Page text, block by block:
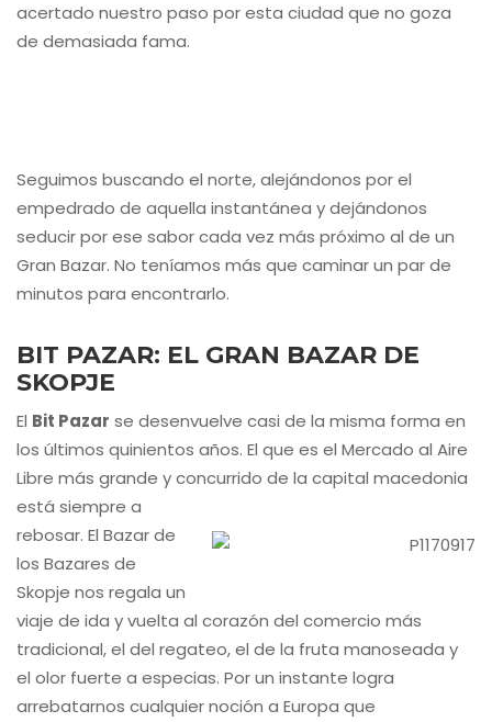
acertado nuestro paso por esta ciudad que no goza
de demasiada fama.
Seguimos buscando el norte, alejándonos por el
empedrado de aquella instantánea y dejándonos
seducir por ese sabor cada vez más próximo al de un
Gran Bazar. No teníamos más que caminar un par de
minutos para encontrarlo.
BIT PAZAR: EL GRAN BAZAR DE
SKOPJE
El Bit Pazar se desenvuelve casi de la misma forma en
los últimos quinientos años. El que es el Mercado al Aire
Libre más grande y concurrido de la capital macedonia
está siempre a
rebosar. El Bazar de
los Bazares de
Skopje nos regala un
viaje de ida y vuelta al corazón del comercio más
tradicional, el del regateo, el de la fruta manoseada y
el olor fuerte a especias. Por un instante logra
arrebatarnos cualquier noción a Europa que